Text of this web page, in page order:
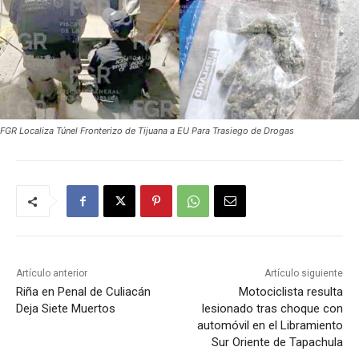
FGR Localiza Túnel Fronterizo de Tijuana a EU Para Trasiego de Drogas
Artículo anterior
Riña en Penal de Culiacán
Deja Siete Muertos
Artículo siguiente
Motociclista resulta
lesionado tras choque con
automóvil en el Libramiento
Sur Oriente de Tapachula